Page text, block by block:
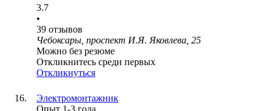
3.7
•
39 отзывов
Чебоксары, проспект И.Я. Яковлева, 25
Можно без резюме
Откликнитесь среди первых
Откликнуться
Электромонтажник